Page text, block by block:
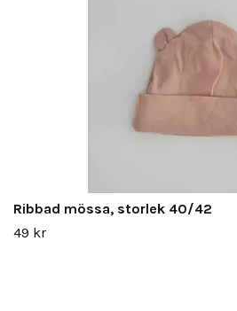
Ribbad mössa, storlek 40/42
49 kr